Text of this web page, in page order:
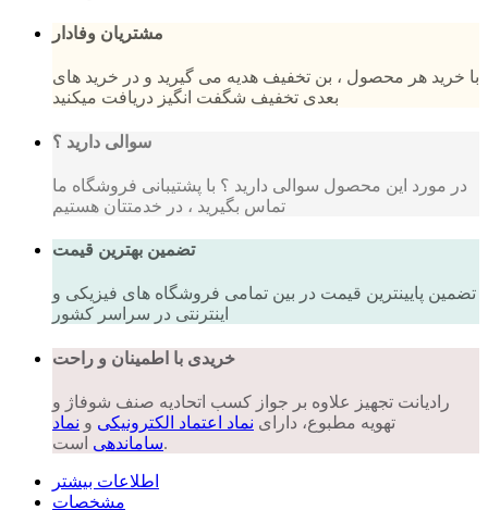
مشتریان وفادار
با خرید هر محصول ، بن تخفیف هدیه می گیرید و در خرید های
بعدی تخفیف شگفت انگیز دریافت میکنید
سوالی دارید ؟
در مورد این محصول سوالی دارید ؟ با پشتیبانی فروشگاه ما
تماس بگیرید ، در خدمتتان هستیم
تضمین بهترین قیمت
تضمین پایینترین قیمت در بین تمامی فروشگاه های فیزیکی و
اینترنتی در سراسر کشور
خریدی با اطمینان و راحت
رادیانت تجهیز علاوه بر جواز کسب اتحادیه صنف شوفاژ و
تهویه مطبوع، دارای نماد اعتماد الکترونیکی و نماد
ساماندهیاست.
اطلاعات بیشتر
مشخصات